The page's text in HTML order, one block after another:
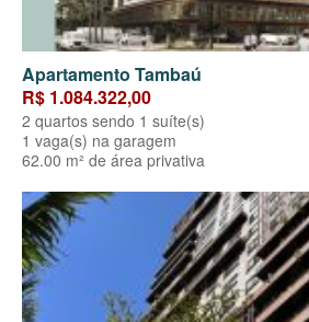
Apartamento Tambaú
R$ 1.084.322,00
2 quartos sendo 1 suíte(s)
1 vaga(s) na garagem
62.00 m² de área privativa